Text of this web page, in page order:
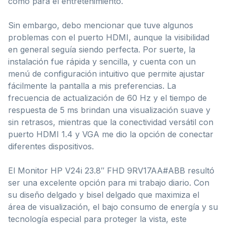
Sin embargo, debo mencionar que tuve algunos
problemas con el puerto HDMI, aunque la visibilidad
en general seguía siendo perfecta. Por suerte, la
instalación fue rápida y sencilla, y cuenta con un
menú de configuración intuitivo que permite ajustar
fácilmente la pantalla a mis preferencias. La
frecuencia de actualización de 60 Hz y el tiempo de
respuesta de 5 ms brindan una visualización suave y
sin retrasos, mientras que la conectividad versátil con
puerto HDMI 1.4 y VGA me dio la opción de conectar
diferentes dispositivos.
El Monitor HP V24i 23.8″ FHD 9RV17AA#ABB resultó
ser una excelente opción para mi trabajo diario. Con
su diseño delgado y bisel delgado que maximiza el
área de visualización, el bajo consumo de energía y su
tecnología especial para proteger la vista, este